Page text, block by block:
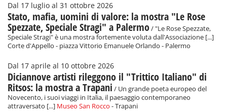
Dal 17 luglio al 31 ottobre 2026
Stato, mafia, uomini di valore: la mostra "Le Rose
Spezzate, Speciale Stragi" a Palermo/ "Le Rose Spezzate,
Speciale Stragi" è una mostra fortemente voluta dall'Associazione [...]
Corte d'Appello - piazza Vittorio Emanuele Orlando - Palermo
Dal 17 aprile al 10 ottobre 2026
Diciannove artisti rileggono il "Trittico Italiano" di
Ritsos: la mostra a Trapani / Un grande poeta europeo del
Novecento, i suoi viaggi in Italia, il paesaggio contemporaneo
attraversato [...] Museo San Rocco - Trapani